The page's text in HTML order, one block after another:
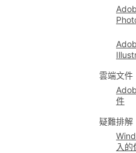
雲端文件
件
疑難排解
入的